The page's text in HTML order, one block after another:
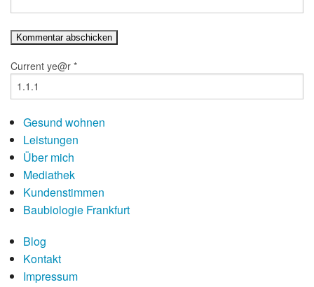
Current ye@r *
Gesund wohnen
Leistungen
Über mich
Mediathek
Kundenstimmen
Baubiologie Frankfurt
Blog
Kontakt
Impressum